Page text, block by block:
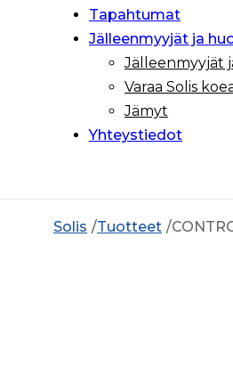
Tapahtumat
Jälleenmyyjät ja
Jälleenmyyjät
Varaa Solis
Jämyt
Yhteystiedot
Solis Tuotteet